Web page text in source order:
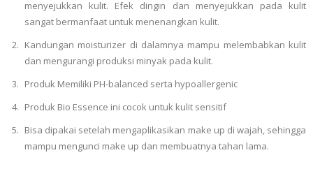
menyejukkan kulit. Efek dingin dan menyejukkan pada kulit
sangat bermanfaat untuk menenangkan kulit.
Kandungan moisturizer di dalamnya mampu melembabkan kulit
dan mengurangi produksi minyak pada kulit.
Produk Memiliki PH-balanced serta hypoallergenic
Produk Bio Essence ini cocok untuk kulit sensitif
Bisa dipakai setelah mengaplikasikan make up di wajah, sehingga
mampu mengunci make up dan membuatnya tahan lama.